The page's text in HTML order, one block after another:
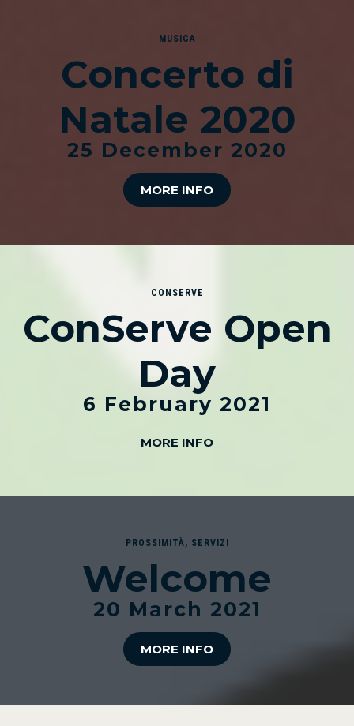
MUSICA
Concerto di
Natale 2020
25 December 2020
MORE INFO
CONSERVE
ConServe Open
Day
6 February 2021
MORE INFO
PROSSIMITÀ, SERVIZI
Welcome
20 March 2021
MORE INFO